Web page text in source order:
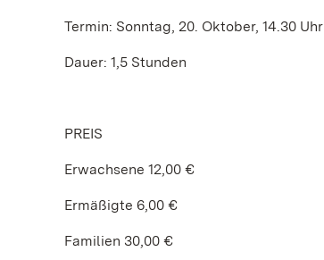
Termin: Sonntag, 20. Oktober, 14.30 Uhr
Dauer: 1,5 Stunden
PREIS
Erwachsene 12,00 €
Ermäßigte 6,00 €
Familien 30,00 €